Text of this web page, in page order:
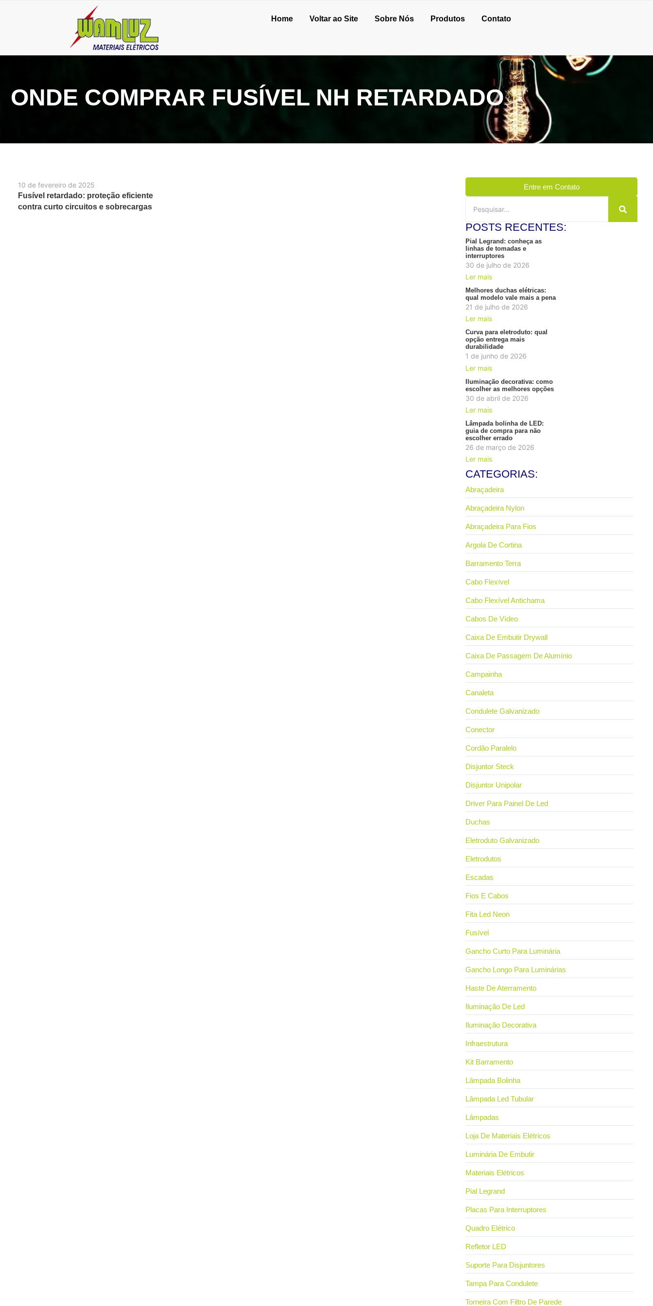
Home Voltar ao Site Sobre Nós Produtos Contato
ONDE COMPRAR FUSÍVEL NH RETARDADO
10 de fevereiro de 2025
Fusível retardado: proteção eficiente
contra curto circuitos e sobrecargas
Entre em Contato
POSTS RECENTES:
Pial Legrand: conheça as
linhas de tomadas e
interruptores
30 de julho de 2026
Ler mais
Melhores duchas elétricas:
qual modelo vale mais a pena
21 de julho de 2026
Ler mais
Curva para eletroduto: qual
opção entrega mais
durabilidade
1 de junho de 2026
Ler mais
Iluminação decorativa: como
escolher as melhores opções
30 de abril de 2026
Ler mais
Lâmpada bolinha de LED:
guia de compra para não
escolher errado
26 de março de 2026
Ler mais
CATEGORIAS:
Abraçadeira
Abraçadeira Nylon
Abraçadeira Para Fios
Argola De Cortina
Barramento Terra
Cabo Flexível
Cabo Flexível Antichama
Cabos De Vídeo
Caixa De Embutir Drywall
Caixa De Passagem De Alumínio
Campainha
Canaleta
Condulete Galvanizado
Conector
Cordão Paralelo
Disjuntor Steck
Disjuntor Unipolar
Driver Para Painel De Led
Duchas
Eletroduto Galvanizado
Eletrodutos
Escadas
Fios E Cabos
Fita Led Neon
Fusível
Gancho Curto Para Luminária
Gancho Longo Para Luminárias
Haste De Aterramento
Iluminação De Led
Iluminação Decorativa
Infraestrutura
Kit Barramento
Lâmpada Bolinha
Lâmpada Led Tubular
Lâmpadas
Loja De Materiais Elétricos
Luminária De Embutir
Materiais Elétricos
Pial Legrand
Placas Para Interruptores
Quadro Elétrico
Refletor LED
Suporte Para Disjuntores
Tampa Para Condulete
Torneira Com Filtro De Parede